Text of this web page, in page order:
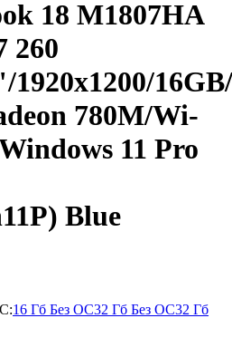
18 M1807HA
260
780M/Wi-
11 Pro
Blue
16 Гб Без ОС32 Гб Без ОС32 Гб